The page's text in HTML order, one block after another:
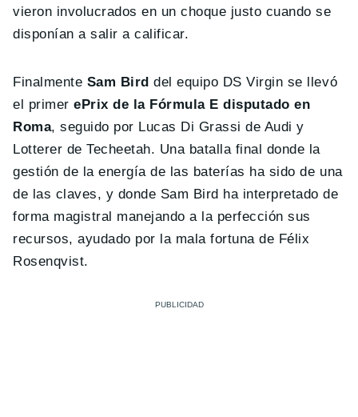
vieron involucrados en un choque justo cuando se
disponían a salir a calificar.
Finalmente Sam Bird del equipo DS Virgin se llevó
el primer ePrix de la Fórmula E disputado en
Roma, seguido por Lucas Di Grassi de Audi y
Lotterer de Techeetah. Una batalla final donde la
gestión de la energía de las baterías ha sido de una
de las claves, y donde Sam Bird ha interpretado de
forma magistral manejando a la perfección sus
recursos, ayudado por la mala fortuna de Félix
Rosenqvist.